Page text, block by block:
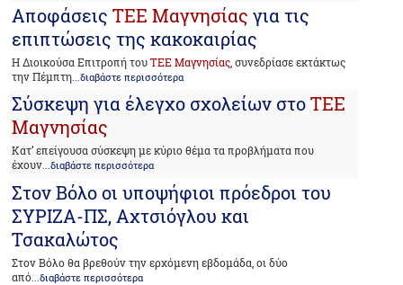
ΑποφάσειςΤΕΕ Μαγνησίας για τις
επιπτώσεις της κακοκαιρίας
Η Διοικούσα Επιτροπή τουΤΕΕ Μαγνησίας , συνεδρίασε εκτάκτως
την Πέμπτη...διαβάστε περισσότερα
Σύσκεψη για έλεγχο σχολείων στοΤΕΕ
Μαγνησίας
Κατ’ επείγουσα σύσκεψη με κύριο θέμα τα προβλήματα που
έχουν...διαβάστε περισσότερα
Στον Βόλο οι υποψήφιοι πρόεδροι του
ΣΥΡΙΖΑ-ΠΣ, Αχτσιόγλου και
Τσακαλώτος
Στον Βόλο θα βρεθούν την ερχόμενη εβδομάδα, οι δύο
από ...διαβάστε περισσότερα